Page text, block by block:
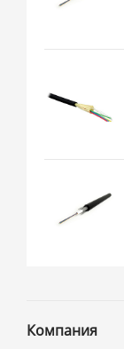
Компания